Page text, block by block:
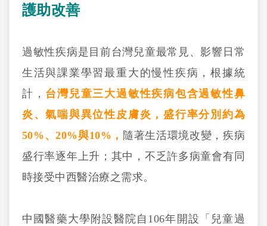
護助改善
過敏性疾病是目前台灣兒童最常見、影響日常
生活與課業學習最重大的慢性疾病，根據統
計， 台灣兒童三大過敏性疾病包含過敏性鼻
炎、氣喘與異位性皮膚炎，盛行率分別約為
50%、20%與10%， 隨著生活環境改變，疾病
盛行率逐年上升；其中，不乏許多病童會有同
時接受中西醫治療之需求。
中國醫藥大學附設醫院自106年開設「兒童過